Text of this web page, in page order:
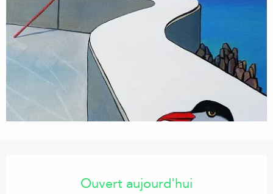
Ouvert aujourd'hui